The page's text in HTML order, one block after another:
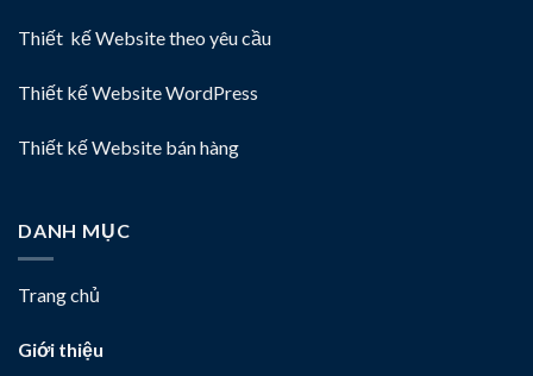
Thiết kế Website theo yêu cầu
Thiết kế Website WordPress
Thiết kế Website bán hàng
DANH MỤC
Trang chủ
Giới thiệu